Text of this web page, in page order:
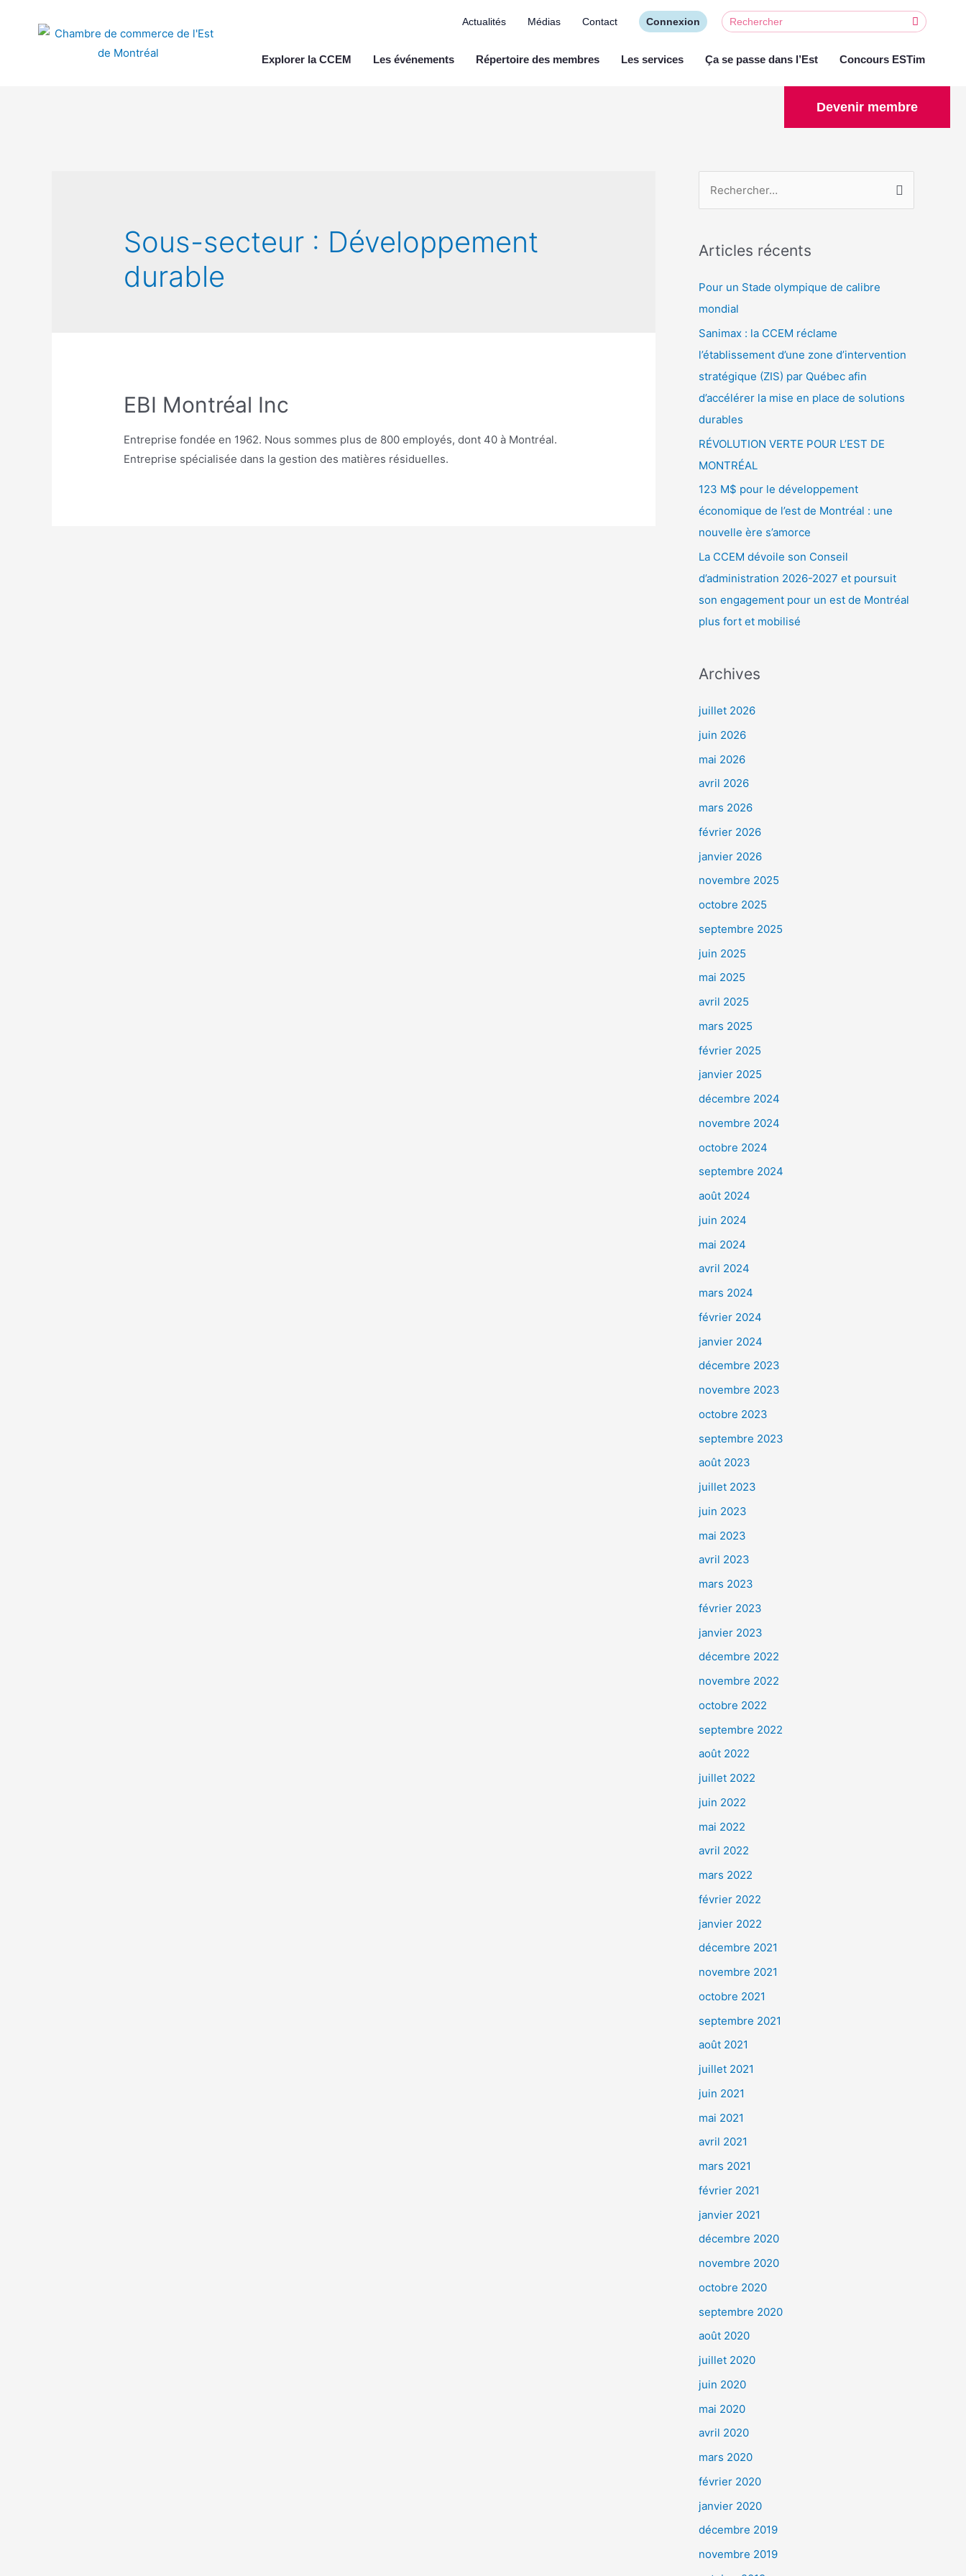
Actualités Médias Contact Connexion
Explorer la CCEM Les événements Répertoire des membres Les services Ça se passe dans l’Est Concours ESTim
Devenir membre
Sous-secteur : Développement
durable
EBI Montréal Inc
Entreprise fondée en 1962. Nous sommes plus de 800 employés, dont 40 à Montréal.
Entreprise spécialisée dans la gestion des matières résiduelles.
Articles récents
Pour un Stade olympique de calibre
mondial
Sanimax : la CCEM réclame
l’établissement d’une zone d’intervention
stratégique (ZIS) par Québec afin
d’accélérer la mise en place de solutions
durables
RÉVOLUTION VERTE POUR L’EST DE
MONTRÉAL
123 M$ pour le développement
économique de l’est de Montréal : une
nouvelle ère s’amorce
La CCEM dévoile son Conseil
d’administration 2026-2027 et poursuit
son engagement pour un est de Montréal
plus fort et mobilisé
Archives
juillet 2026
juin 2026
mai 2026
avril 2026
mars 2026
février 2026
janvier 2026
novembre 2025
octobre 2025
septembre 2025
juin 2025
mai 2025
avril 2025
mars 2025
février 2025
janvier 2025
décembre 2024
novembre 2024
octobre 2024
septembre 2024
août 2024
juin 2024
mai 2024
avril 2024
mars 2024
février 2024
janvier 2024
décembre 2023
novembre 2023
octobre 2023
septembre 2023
août 2023
juillet 2023
juin 2023
mai 2023
avril 2023
mars 2023
février 2023
janvier 2023
décembre 2022
novembre 2022
octobre 2022
septembre 2022
août 2022
juillet 2022
juin 2022
mai 2022
avril 2022
mars 2022
février 2022
janvier 2022
décembre 2021
novembre 2021
octobre 2021
septembre 2021
août 2021
juillet 2021
juin 2021
mai 2021
avril 2021
mars 2021
février 2021
janvier 2021
décembre 2020
novembre 2020
octobre 2020
septembre 2020
août 2020
juillet 2020
juin 2020
mai 2020
avril 2020
mars 2020
février 2020
janvier 2020
décembre 2019
novembre 2019